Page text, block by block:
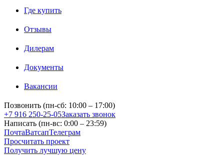
Где купить
Отзывы
Дилерам
Документы
Вакансии
Позвонить (пн-сб: 10:00 – 17:00)
+7 916 250-25-05Заказать звонок
Написать (пн-вс: 0:00 – 23:59)
ПочтаВатсапТелеграм
Просчитать проект
Получить лучшую цену